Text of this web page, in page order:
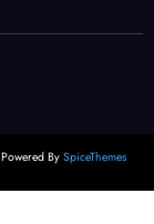
BySpiceThemes